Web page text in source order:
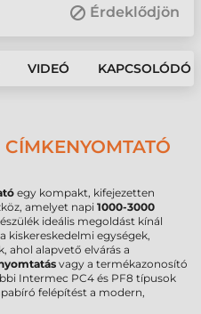
Érdeklődjön
VIDEÓ KAPCSOLÓDÓ
egy kompakt, kifejezetten
amelyet napi 1000-3000
ideális megoldást kínál
kiskereskedelmi egységek,
ahol alapvető elvárás a
vagy a termékazonosító
Intermec PC4 és PF8 típusok
felépítést a modern,